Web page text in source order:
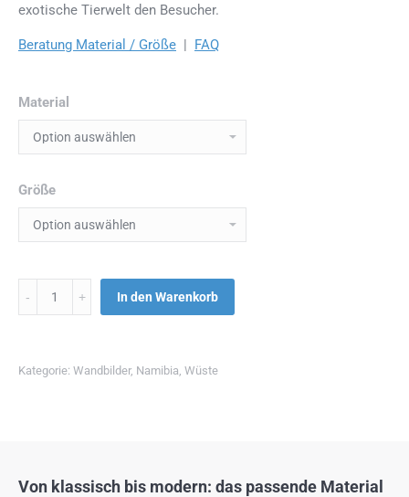
exotische Tierwelt den Besucher.
Beratung Material / Größe | FAQ
Material
Größe
Menge In den Warenkorb
Kategorie: Wandbilder, Namibia Wüste
Von klassisch bis modern: das passende Material